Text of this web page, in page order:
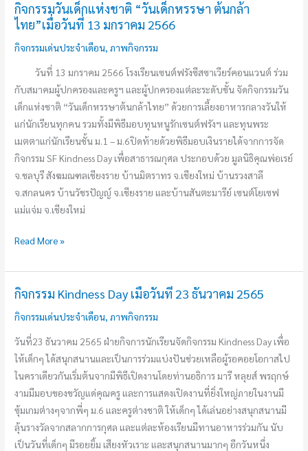
กิจกรรมวันเด็กแห่งชาติ “วันเด็กหรรษา ต้นกล้า
ไทย”เมื่อวันที่ 13 มกราคม 2566
กิจกรรมเด่นประจำเดือน,ภาพกิจกรรม
วันที่ 13 มกราคม 2566 โรงเรียนเซนต์ฟรังซีสซาเวียร์คอนแวนต์ ร่วม
กับสมาคมผู้ปกครองและครูฯ และผู้ปกครองแต่ละระดับชั้น จัดกิจกรรมวัน
เด็กแห่งชาติ “วันเด็กหรรษาต้นกล้าไทย” ด้วยการเลี้ยงอาหารกลางวันให้
แก่นักเรียนทุกคน รวมทั้งมีพิธีมอบทุนหนูรักเซนต์ฟรังฯ และทุนพระ
เมตตาแก่นักเรียนชั้น ม.1 – ม.6ปิดท้ายด้วยพิธีมอบเงินรายได้จากการจัด
กิจกรรม SF Kindness Day เพื่อสาธารณกุศล ประกอบด้วย มูลนิธิคุณพ่อเรย์
จ.ชลบุรี สังฆมณฑลเชียงราย บ้านมิตราทร จ.เชียงใหม่ บ้านรวงสาลี
จ.สกลนคร บ้านวัชรปัญญ์ จ.เชียงราย และบ้านสันตะมารีย์ เซนต์โยเซฟ
แม่แจ่ม จ.เชียงใหม่
กิจกรรม
วัน
เด็ก
“วัน
เด็ก
หรรษา
ต้น
กล้า
ไทย”เมื่อ
วัน
ที่
มกราคม
Read More »
กิจกรรม Kindness Day เมื่อวันที่ 23 ธันวาคม 2565
กิจกรรมเด่นประจำเดือน,ภาพกิจกรรม
วันที่23 ธันวาคม 2565 ฝ่ายกิจการนักเรียนจัดกิจกรรม Kindness Day เพื่อ
ให้เด็กๆ ได้สนุกสนานและเป็นการร่วมแบ่งปันช่วยเหลือผู้รอคอยโอกาสไป
ในคราเดียวกันเริ่มต้นจากมีพิธีเปิดงานโดยท่านอธิการ มารี หลุยส์ พรฤกษ์
งามมีมอบของขวัญแด่คุณครู และการแสดงเปิดงานที่ยิ่งใหญ่ภายในงานมี
ซุ้มเกมต่างๆจากพี่ๆ ม.6 และครูต่างชาติ ให้เด็กๆ ได้เล่นอย่างสนุกสนานมี
ลุ้นรางวัลจากสลากการกุศล และแต่ละห้องเรียนมีทานอาหารร่วมกัน นับ
เป็นวันที่เด็กๆ มีรอยยิ้ม เสียงหัวเราะ และสนุกสนานมากๆ อีกวันหนึ่ง
กิจกรรม
Kindness
เมื่อ
วัน
ที่
23
ธันวาคม
2565